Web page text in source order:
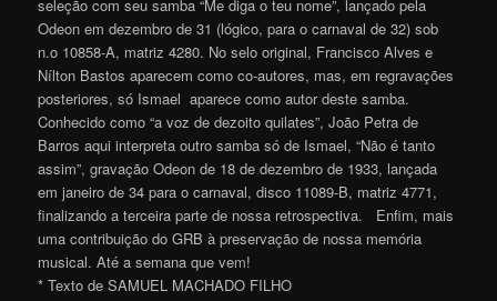
seleção com seu samba “Me diga o teu nome”, lançado pela
Odeon em dezembro de 31 (lógico, para o carnaval de 32) sob
n.o 10858-A, matriz 4280. No selo original, Francisco Alves e
Nílton Bastos aparecem como co-autores, mas, em regravações
posteriores, só Ismael aparece como autor deste samba.
Conhecido como “a voz de dezoito quilates”, João Petra de
Barros aqui interpreta outro samba só de Ismael, “Não é tanto
assim”, gravação Odeon de 18 de dezembro de 1933, lançada
em janeiro de 34 para o carnaval, disco 11089-B, matriz 4771,
finalizando a terceira parte de nossa retrospectiva. Enfim, mais
uma contribuição do GRB à preservação de nossa memória
musical. Até a semana que vem!
* Texto de SAMUEL MACHADO FILHO